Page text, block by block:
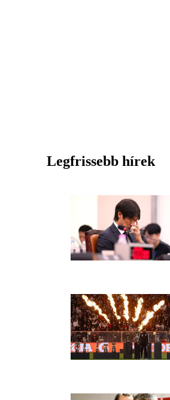
Legfrissebb hírek